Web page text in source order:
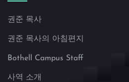
권준 목사
권준 목사의 아침편지
Bothell Campus Staff
사역 소개